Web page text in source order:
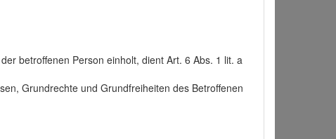
betroffenen Person einholt, dient Art. 6 Abs. 1 lit. a
Grundrechte und Grundfreiheiten des Betroffenen